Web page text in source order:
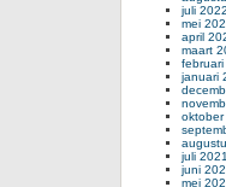
juli 2022
mei
april
maart
februari
januari
oktober
juli 2021
juni
mei